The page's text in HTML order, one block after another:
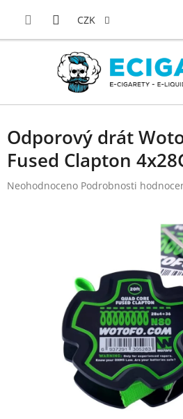
CZK
Odporový drát
Fused Clapton
Průměrné
Neohodnoceno Podrobnosti